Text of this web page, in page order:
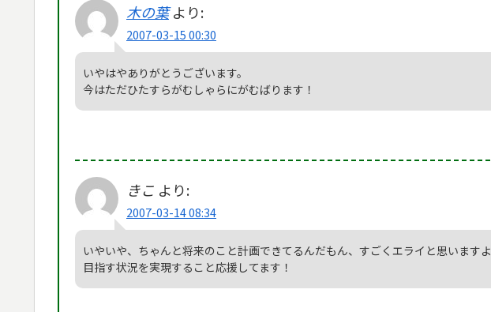
木の葉 より:
2007-03-15 00:30
いやはやありがとうございます。
今はただひたすらがむしゃらにがむばります！
きこ より:
2007-03-14 08:34
いやいや、ちゃんと将来のこと計画できてるんだもん、すごくエライと思いますよ
目指す状況を実現すること応援してます！